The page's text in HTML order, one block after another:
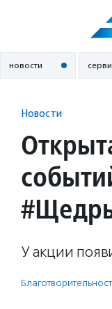
новости
Новости
У акции